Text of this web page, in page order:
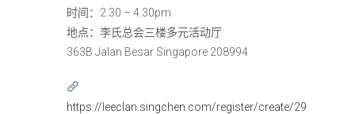
时间：2.30 – 4.30pm
地点：李氏总会三楼多元活动厅
363B Jalan Besar Singapore 208994
https://leeclan.singchen.com/register/create/29